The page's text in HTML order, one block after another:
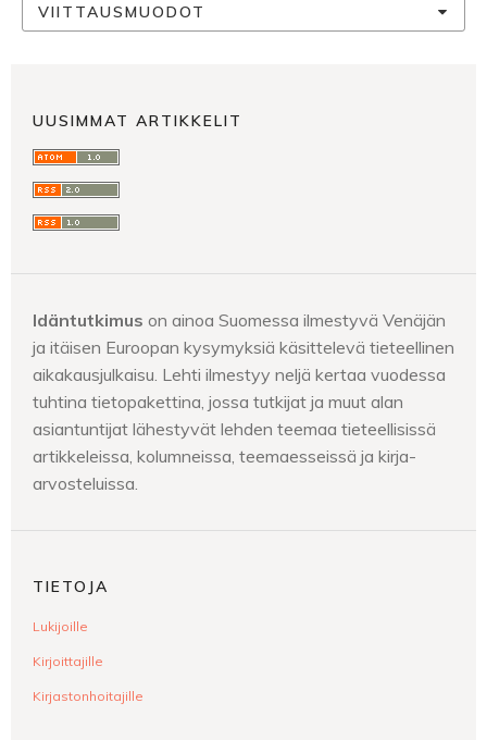
VIITTAUSMUODOT
UUSIMMAT ARTIKKELIT
Idäntutkimus on ainoa Suomessa ilmestyvä Venäjän
ja itäisen Euroopan kysymyksiä käsittelevä tieteellinen
aikakausjulkaisu. Lehti ilmestyy neljä kertaa vuodessa
tuhtina tietopakettina, jossa tutkijat ja muut alan
asiantuntijat lähestyvät lehden teemaa tieteellisissä
artikkeleissa, kolumneissa, teemaesseissä ja kirja-
arvosteluissa.
TIETOJA
Lukijoille
Kirjoittajille
Kirjastonhoitajille